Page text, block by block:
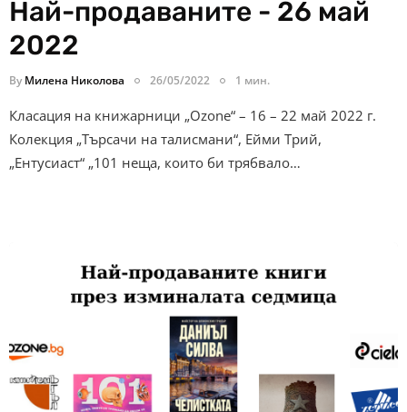
Най-продаваните - 26 май
2022
By Милена Николова 26/05/2022 1 мин.
Класация на книжарници „Ozone“ – 16 – 22 май 2022 г.
Колекция „Търсачи на талисмани“, Ейми Трий,
„Ентусиаст“ „101 неща, които би трябвало…